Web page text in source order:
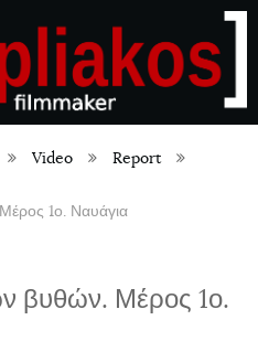
Video
Report
1ο. Ναυάγια
βυθών. Μέρος 1ο.